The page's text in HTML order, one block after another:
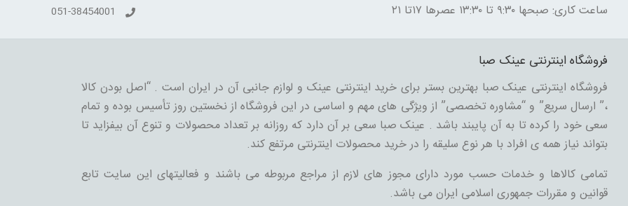
ساعت کاری: صبحها ۹:۳۰ تا ۱۳:۳۰ عصرها ۱۷تا ۲۱ 051-38454001
فروشگاه اینترنتی عینک صبا
فروشگاه اینترنتی عینک صبا بهترین بستر برای خرید اینترنتی عینک و لوازم جانبی آن در ایران است . “اصل بودن کالا
،” ارسال سریع” و “مشاوره تخصصی” از ویژگی های مهم و اساسی در این فروشگاه از نخستین روز تأسیس بوده و تمام
سعی خود را کرده تا به آن پایبند باشد . عینک صبا سعی بر آن دارد که روزانه بر تعداد محصولات و تنوع آن بیفزاید تا
بتواند نیاز همه ی افراد با هر نوع سلیقه را در خرید محصولات اینترنتی مرتفع کند.
تمامی کالاها و خدمات حسب مورد دارای مجوز های لازم از مراجع مربوطه می باشند و فعالیتهای این سایت تابع
قوانین و مقررات جمهوری اسلامی ایران می باشد.